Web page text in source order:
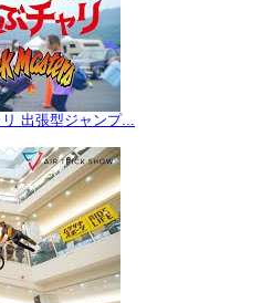
出張型ジャンプ...